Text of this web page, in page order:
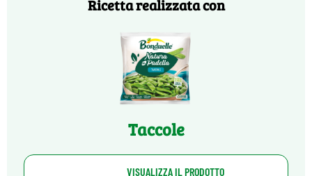
Ricetta realizzata con
Taccole
VISUALIZZA IL PRODOTTO